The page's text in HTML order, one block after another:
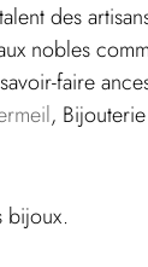
des
nobles
faire
,
bijoux.